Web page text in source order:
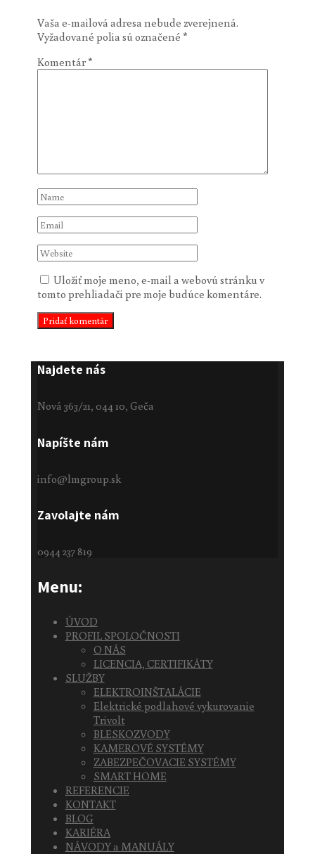
Vaša e-mailová adresa nebude zverejnená.
Vyžadované polia sú označené *
Komentár*
Uložiť moje meno, e-mail a webovú stránku v
tomto prehliadači pre moje budúce komentáre.
Najdete nás
Nová 363/21, 044 10, Geča
Napíšte nám
info@lmgroup.sk
Zavolajte nám
0944 237 819
Menu:
ÚVOD
PROFIL SPOLOČNOSTI
O NÁS
LICENCIA, CERTIFIKÁTY
SLUŽBY
ELEKTROINŠTALÁCIE
Elektrické podlahové vykurovanie
Trivolt
BLESKOZVODY
KAMEROVÉ SYSTÉMY
ZABEZPEČOVACIE SYSTÉMY
SMART HOME
REFERENCIE
KONTAKT
BLOG
KARIÉRA
NÁVODY a MANUÁLY